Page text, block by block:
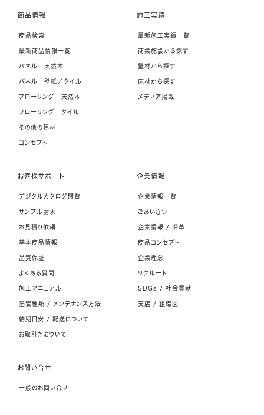
商品情報
商品検索
最新商品情報一覧
パネル 天然木
パネル 壁紙／タイル
フローリング 天然木
フローリング タイル
その他の建材
コンセプト
施工実績
最新施工実績一覧
商業施設から探す
壁材から探す
床材から探す
メディア掲載
お客様サポート
デジタルカタログ閲覧
サンプル請求
お見積り依頼
基本商品情報
品質保証
よくある質問
施工マニュアル
塗装種類 / メンテナンス方法
納期目安 / 配送について
お取引きについて
企業情報
企業情報一覧
ごあいさつ
企業情報 / 沿革
商品コンセプト
企業理念
リクルート
SDGs / 社会貢献
支店 / 組織図
お問い合せ
一般のお問い合せ